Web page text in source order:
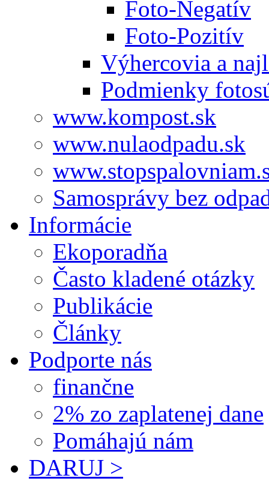
Foto-Negatív
Foto-Pozitív
Výhercovia a
Podmienky
www.kompost.sk
www.nulaodpadu.sk
Samosprávy bez
Informácie
Ekoporadňa
Často kladené otázky
Publikácie
Články
Podporte nás
finančne
2% zo zaplatenej dane
Pomáhajú nám
DARUJ >